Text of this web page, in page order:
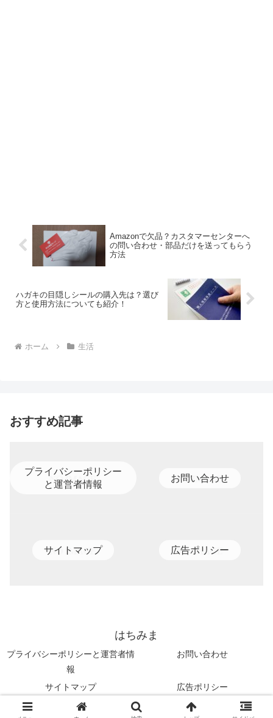
Amazonで欠品？カスタマーセンターへ
の問い合わせ・部品だけを送ってもらう
方法
ハガキの目隠しシールの購入先は？選び
方と使用方法についても紹介！
ホーム 生活
おすすめ記事
プライバシーポリシー
と運営者情報
お問い合わせ
サイトマップ 広告ポリシー
はちみま
プライバシーポリシーと運営者情
報
お問い合わせ
サイトマップ 広告ポリシー
Copyright © 2020-2026 はちみま All Rights Reserved.